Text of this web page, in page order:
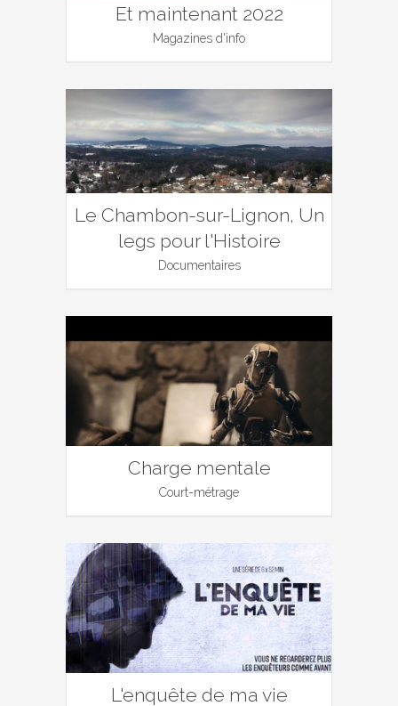
Et maintenant 2022
Magazines d'info
Le Chambon-sur-Lignon, Un
legs pour l'Histoire
Documentaires
Charge mentale
Court-métrage
L'enquête de ma vie